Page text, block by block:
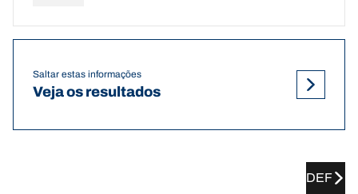
Saltar estas informações
Veja os resultados
DEF